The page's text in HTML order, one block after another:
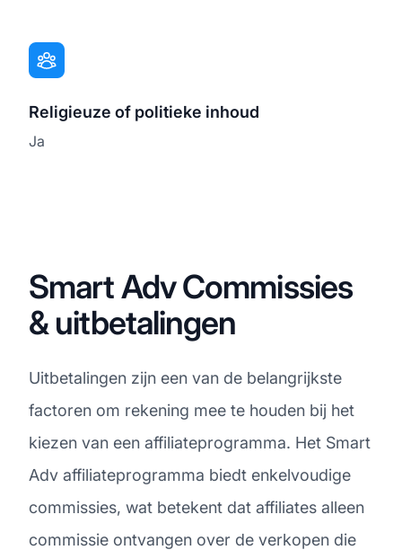
Religieuze of politieke inhoud
Ja
Smart Adv Commissies
& uitbetalingen
Uitbetalingen zijn een van de belangrijkste
factoren om rekening mee te houden bij het
kiezen van een affiliateprogramma. Het Smart
Adv affiliateprogramma biedt enkelvoudige
commissies, wat betekent dat affiliates alleen
commissie ontvangen over de verkopen die